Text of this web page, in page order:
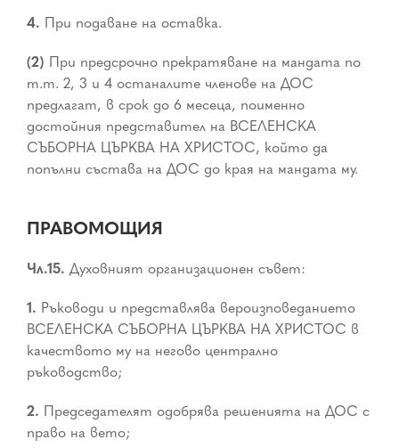
4. При подаване на оставка.
(2) При предсрочно прекратяване на мандата по
т.т. 2, 3 и 4 останалите членове на ДОС
предлагат, в срок до 6 месеца, поименно
достойния представител на ВСЕЛЕНСКА
СЪБОРНА ЦЪРКВА НА ХРИСТОС, който да
попълни състава на ДОС до края на мандата му.
ПРАВОМОЩИЯ
Чл.15. Духовният организационен съвет:
1. Ръководи и представлява вероизповеданието
ВСЕЛЕНСКА СЪБОРНА ЦЪРКВА НА ХРИСТОС в
качеството му на негово централно
ръководство;
2. Председателят одобрява решенията на ДОС с
право на вето;